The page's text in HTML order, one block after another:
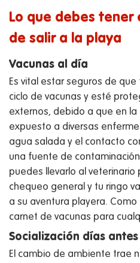
Lo que debes tener
de salir a la playa
Vacunas al día
Es vital estar seguros de que
ciclo de vacunas y esté
externos, debido a que en
expuesto a diversas
agua salada y el contacto
una fuente de
puedes llevarlo al veterinario
chequeo general y tu ringo
a su aventura playera.
carnet de vacunas para
Socialización días antes
El cambio de ambiente trae